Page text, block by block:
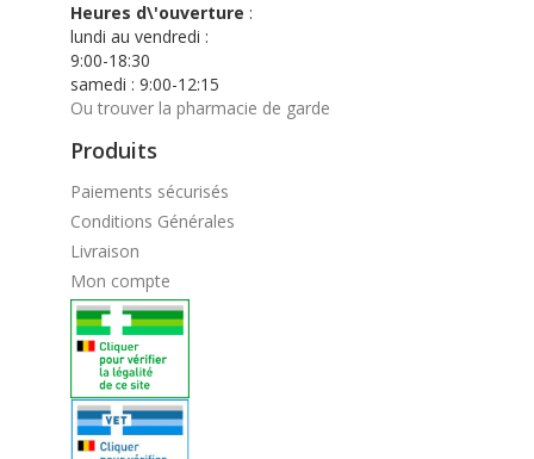
Heures d\'ouverture :
lundi au vendredi :
9:00-18:30
samedi : 9:00-12:15
Ou trouver la pharmacie de garde
Produits
Paiements sécurisés
Conditions Générales
Livraison
Mon compte